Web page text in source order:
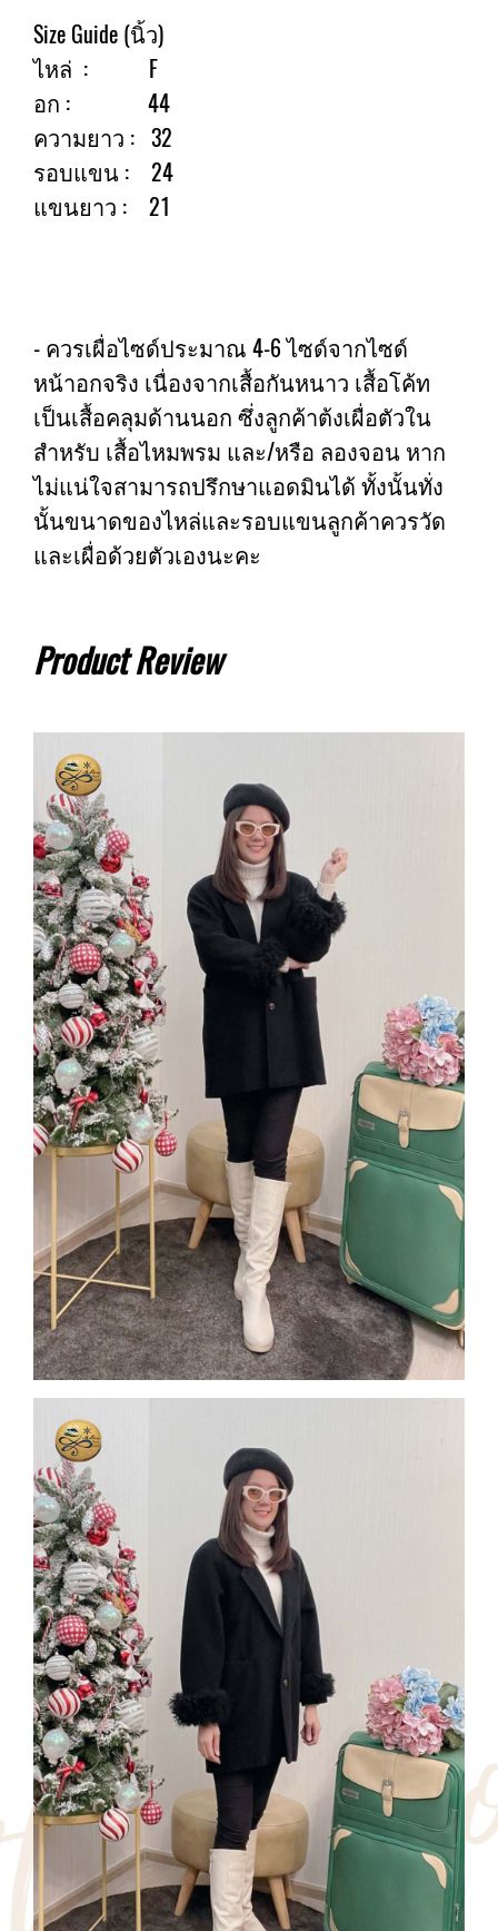
Size Guide (นิ้ว)
ไหล่ : F
อก : 44
ความยาว : 32
รอบแขน : 24
แขนยาว : 21
- ควรเผื่อไซด์ประมาณ 4-6 ไซด์จากไซด์
หน้าอกจริง เนื่องจากเสื้อกันหนาว เสื้อโค้ท
เป็นเสื้อคลุมด้านนอก ซึ่งลูกค้าต้งเผื่อตัวใน
สำหรับ เสื้อไหมพรม และ/หรือ ลองจอน หาก
ไม่แน่ใจสามารถปรึกษาแอดมินได้ ทั้งนั้นทั่ง
นั้นขนาดของไหล่และรอบแขนลูกค้าควรวัด
และเผื่อด้วยตัวเองนะคะ
Product Review